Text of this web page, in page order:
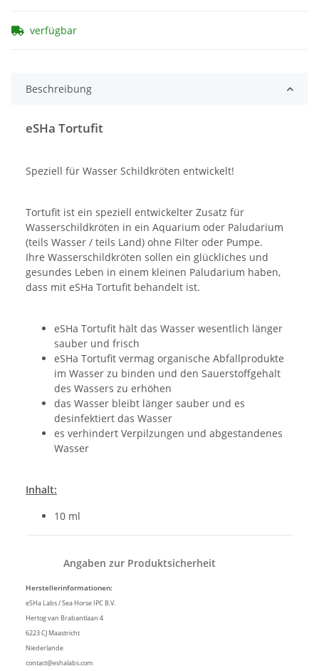
verfügbar
Beschreibung
eSHa Tortufit
Speziell für Wasser Schildkröten entwickelt!
Tortufit ist ein speziell entwickelter Zusatz für
Wasserschildkröten in ein Aquarium oder Paludarium
(teils Wasser / teils Land) ohne Filter oder Pumpe.
Ihre Wasserschildkröten sollen ein glückliches und
gesundes Leben in einem kleinen Paludarium haben,
dass mit eSHa Tortufit behandelt ist.
eSHa Tortufit hält das Wasser wesentlich länger
sauber und frisch
eSHa Tortufit vermag organische Abfallprodukte
im Wasser zu binden und den Sauerstoffgehalt
des Wassers zu erhöhen
das Wasser bleibt länger sauber und es
desinfektiert das Wasser
es verhindert Verpilzungen und abgestandenes
Wasser
Inhalt:
10 ml
Angaben zur Produktsicherheit
Herstellerinformationen:
eSHa Labs / Sea Horse IPC B.V.
Hertog van Brabantlaan 4
6223 CJ Maastricht
Niederlande
contact@eshalabs.com